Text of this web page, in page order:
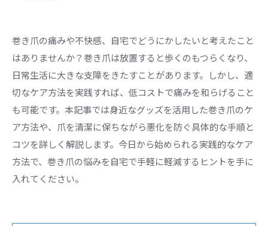
巻き爪の痛みや不快感、自宅でどうにかしたいと考えたこと
はありませんか？巻き爪は放置すると歩くのもつらくなり、
日常生活に大きな支障をきたすことがあります。しかし、適
切なケア方法を実践すれば、低コストで痛みを和らげること
も可能です。本記事では身近なグッズを活用した巻き爪のケ
ア方法や、爪を清潔に保ちながら悪化を防ぐ具体的な手順と
コツを詳しく解説します。今日から始められる実践的なケア
方法で、巻き爪の悩みを自宅で手軽に軽減するヒントを手に
入れてください。